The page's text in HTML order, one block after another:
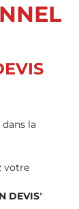
la
votre
DEVIS"